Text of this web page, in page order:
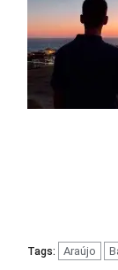
Tags: Araújo